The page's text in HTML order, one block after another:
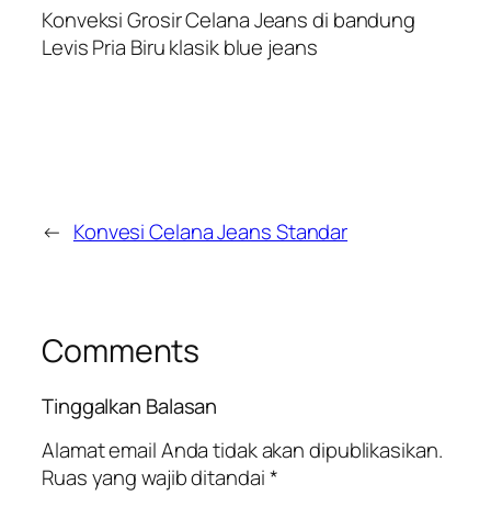
Konveksi Grosir Celana Jeans di bandung
Levis Pria Biru klasik blue jeans
← Konvesi Celana Jeans Standar
Comments
Tinggalkan Balasan
Alamat email Anda tidak akan dipublikasikan.
Ruas yang wajib ditandai*